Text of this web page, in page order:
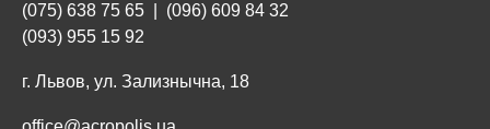
(075) 638 75 65
(096) 609 84 32
(093) 955 15 92
г. Львов, ул. Зализнычна, 18